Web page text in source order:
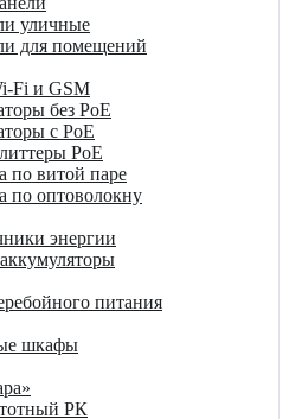
уличные
для помещений
Fi и GSM
без PoE
с PoE
PoE
по витой паре
по оптоволокну
энергии
питания
шкафы
РК